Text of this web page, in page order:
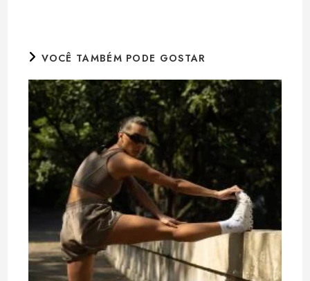
s
A
p
p
l
e
d
I
n
e
r
e
s
t
e
VOCÊ TAMBÉM PODE GOSTAR